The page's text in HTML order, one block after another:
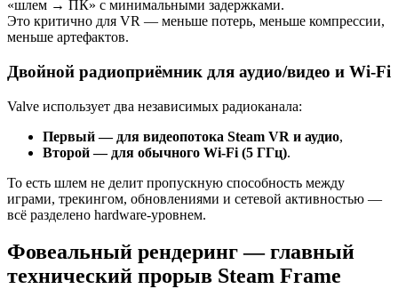
«шлем → ПК» с минимальными задержками.
Это критично для VR — меньше потерь, меньше компрессии,
меньше артефактов.
Двойной радиоприёмник для аудио/видео и Wi-Fi
Valve использует два независимых радиоканала:
Первый — для видеопотока Steam VR и аудио,
Второй — для обычного Wi-Fi (5 ГГц).
То есть шлем не делит пропускную способность между
играми, трекингом, обновлениями и сетевой активностью —
всё разделено hardware-уровнем.
Фовеальный рендеринг — главный
технический прорыв Steam Frame